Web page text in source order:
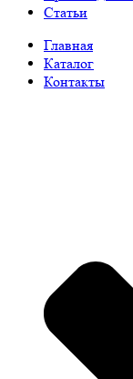
Статьи
Главная
Каталог
Контакты